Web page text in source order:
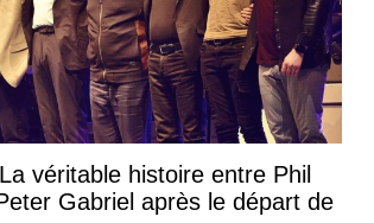
véritable histoire entre Phil
Gabriel après le départ de